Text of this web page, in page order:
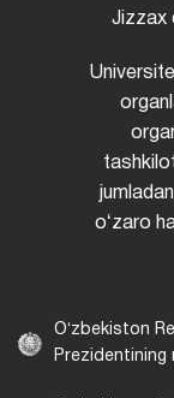
Jizzax
oʻzaro
Oʻzbekiston
Prezidentining